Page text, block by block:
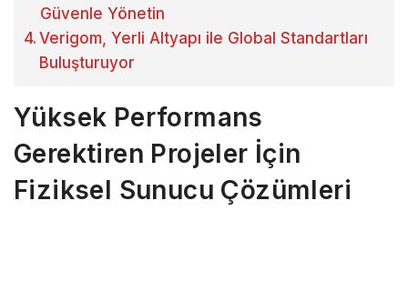
Güvenle Yönetin
Verigom, Yerli Altyapı ile Global Standartları
Buluşturuyor
Yüksek Performans
Gerektiren Projeler İçin
Fiziksel Sunucu Çözümleri